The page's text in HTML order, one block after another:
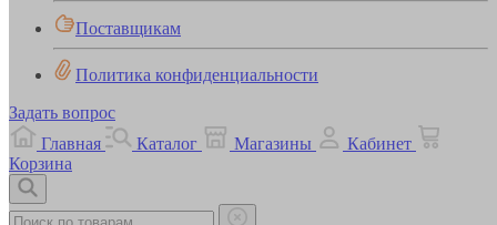
Поставщикам
Политика конфиденциальности
Задать вопрос
Главная
Каталог Магазины
Кабинет
Корзина